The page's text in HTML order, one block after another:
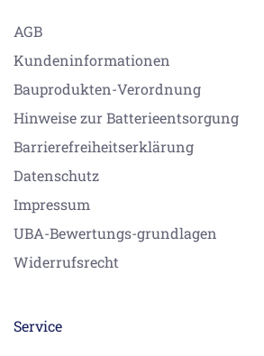
AGB
Kundeninformationen
Bauprodukten-Verordnung
Hinweise zur Batterieentsorgung
Barrierefreiheitserklärung
Datenschutz
Impressum
UBA-Bewertungs-grundlagen
Widerrufsrecht
Service